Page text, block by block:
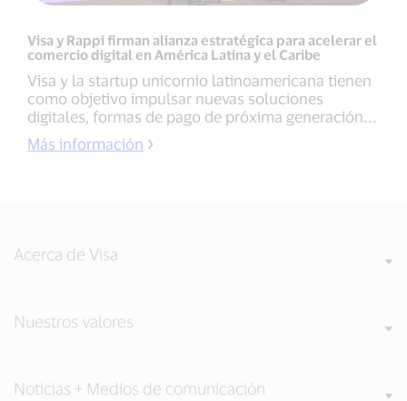
Visa y Rappi firman alianza estratégica para acelerar el
comercio digital en América Latina y el Caribe
Visa y la startup unicornio latinoamericana tienen
como objetivo impulsar nuevas soluciones
digitales, formas de pago de próxima generación...
Más información
Acerca de Visa
Nuestros valores
Noticias + Medios de comunicación